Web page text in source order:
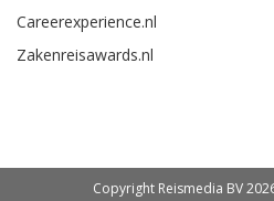
Careerexperience.nl
Zakenreisawards.nl
Copyright Reismedia BV